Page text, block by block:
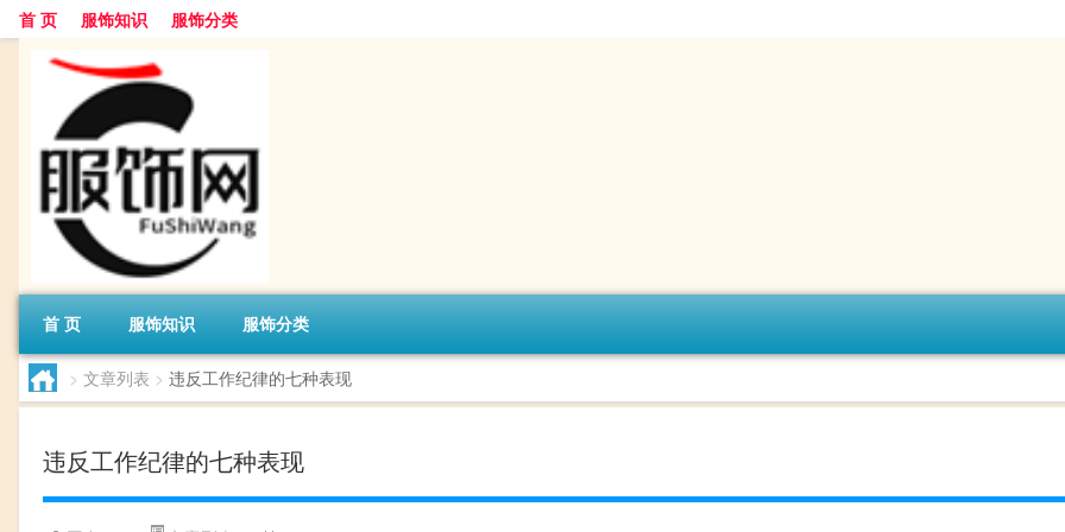
首 页 服饰知识 服饰分类
首 页 服饰知识 服饰分类
> 文章列表 > 违反工作纪律的七种表现
违反工作纪律的七种表现